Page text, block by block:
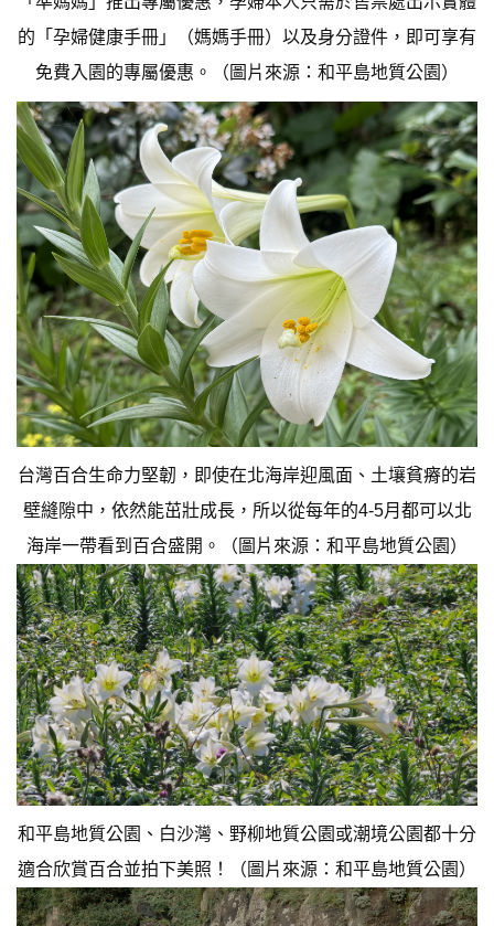
的「孕婦健康手冊」（媽媽手冊）以及身分證件，即可享有
免費入園的專屬優惠。（圖片來源：和平島地質公園）
台灣百合生命力堅韌，即使在北海岸迎風面、土壤貧瘠的岩
壁縫隙中，依然能茁壯成長，所以從每年的4-5月都可以北
海岸一帶看到百合盛開。（圖片來源：和平島地質公園）
和平島地質公園、白沙灣、野柳地質公園或潮境公園都十分
適合欣賞百合並拍下美照！（圖片來源：和平島地質公園）